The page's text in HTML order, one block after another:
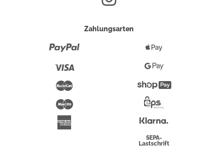
Zahlungsarten
Maestro
Pay
Google
Pay
Überweisung
SEPA-
Lastschrift